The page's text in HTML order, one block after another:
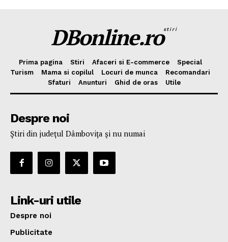
DBonline.rostiri
Prima pagina Stiri Afaceri si E-commerce
Special
Turism
Mama si copilul Locuri de munca
Recomandari
Sfaturi
Anunturi Ghid de oras Utile
Despre noi
Ştiri din judeţul Dâmboviţa şi nu numai
Link-uri utile
Despre noi
Publicitate